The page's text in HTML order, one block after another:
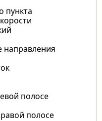
пункта
направления
полосе
полосе